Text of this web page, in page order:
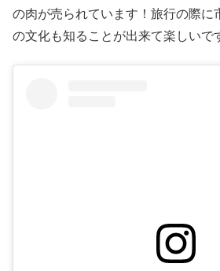
の肉が売られています！旅行の際に
の文化も知ることが出来て楽しいで